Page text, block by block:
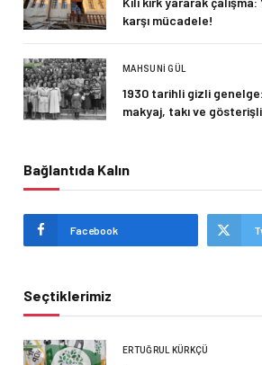
karşı mücadele!
MAHSUNI GÜL
1930 tarihli gizli
makyaj, takı ve
Bağlantıda Kalın
Facebook
Seçtiklerimiz
ERTUĞRUL KÜRKÇÜ